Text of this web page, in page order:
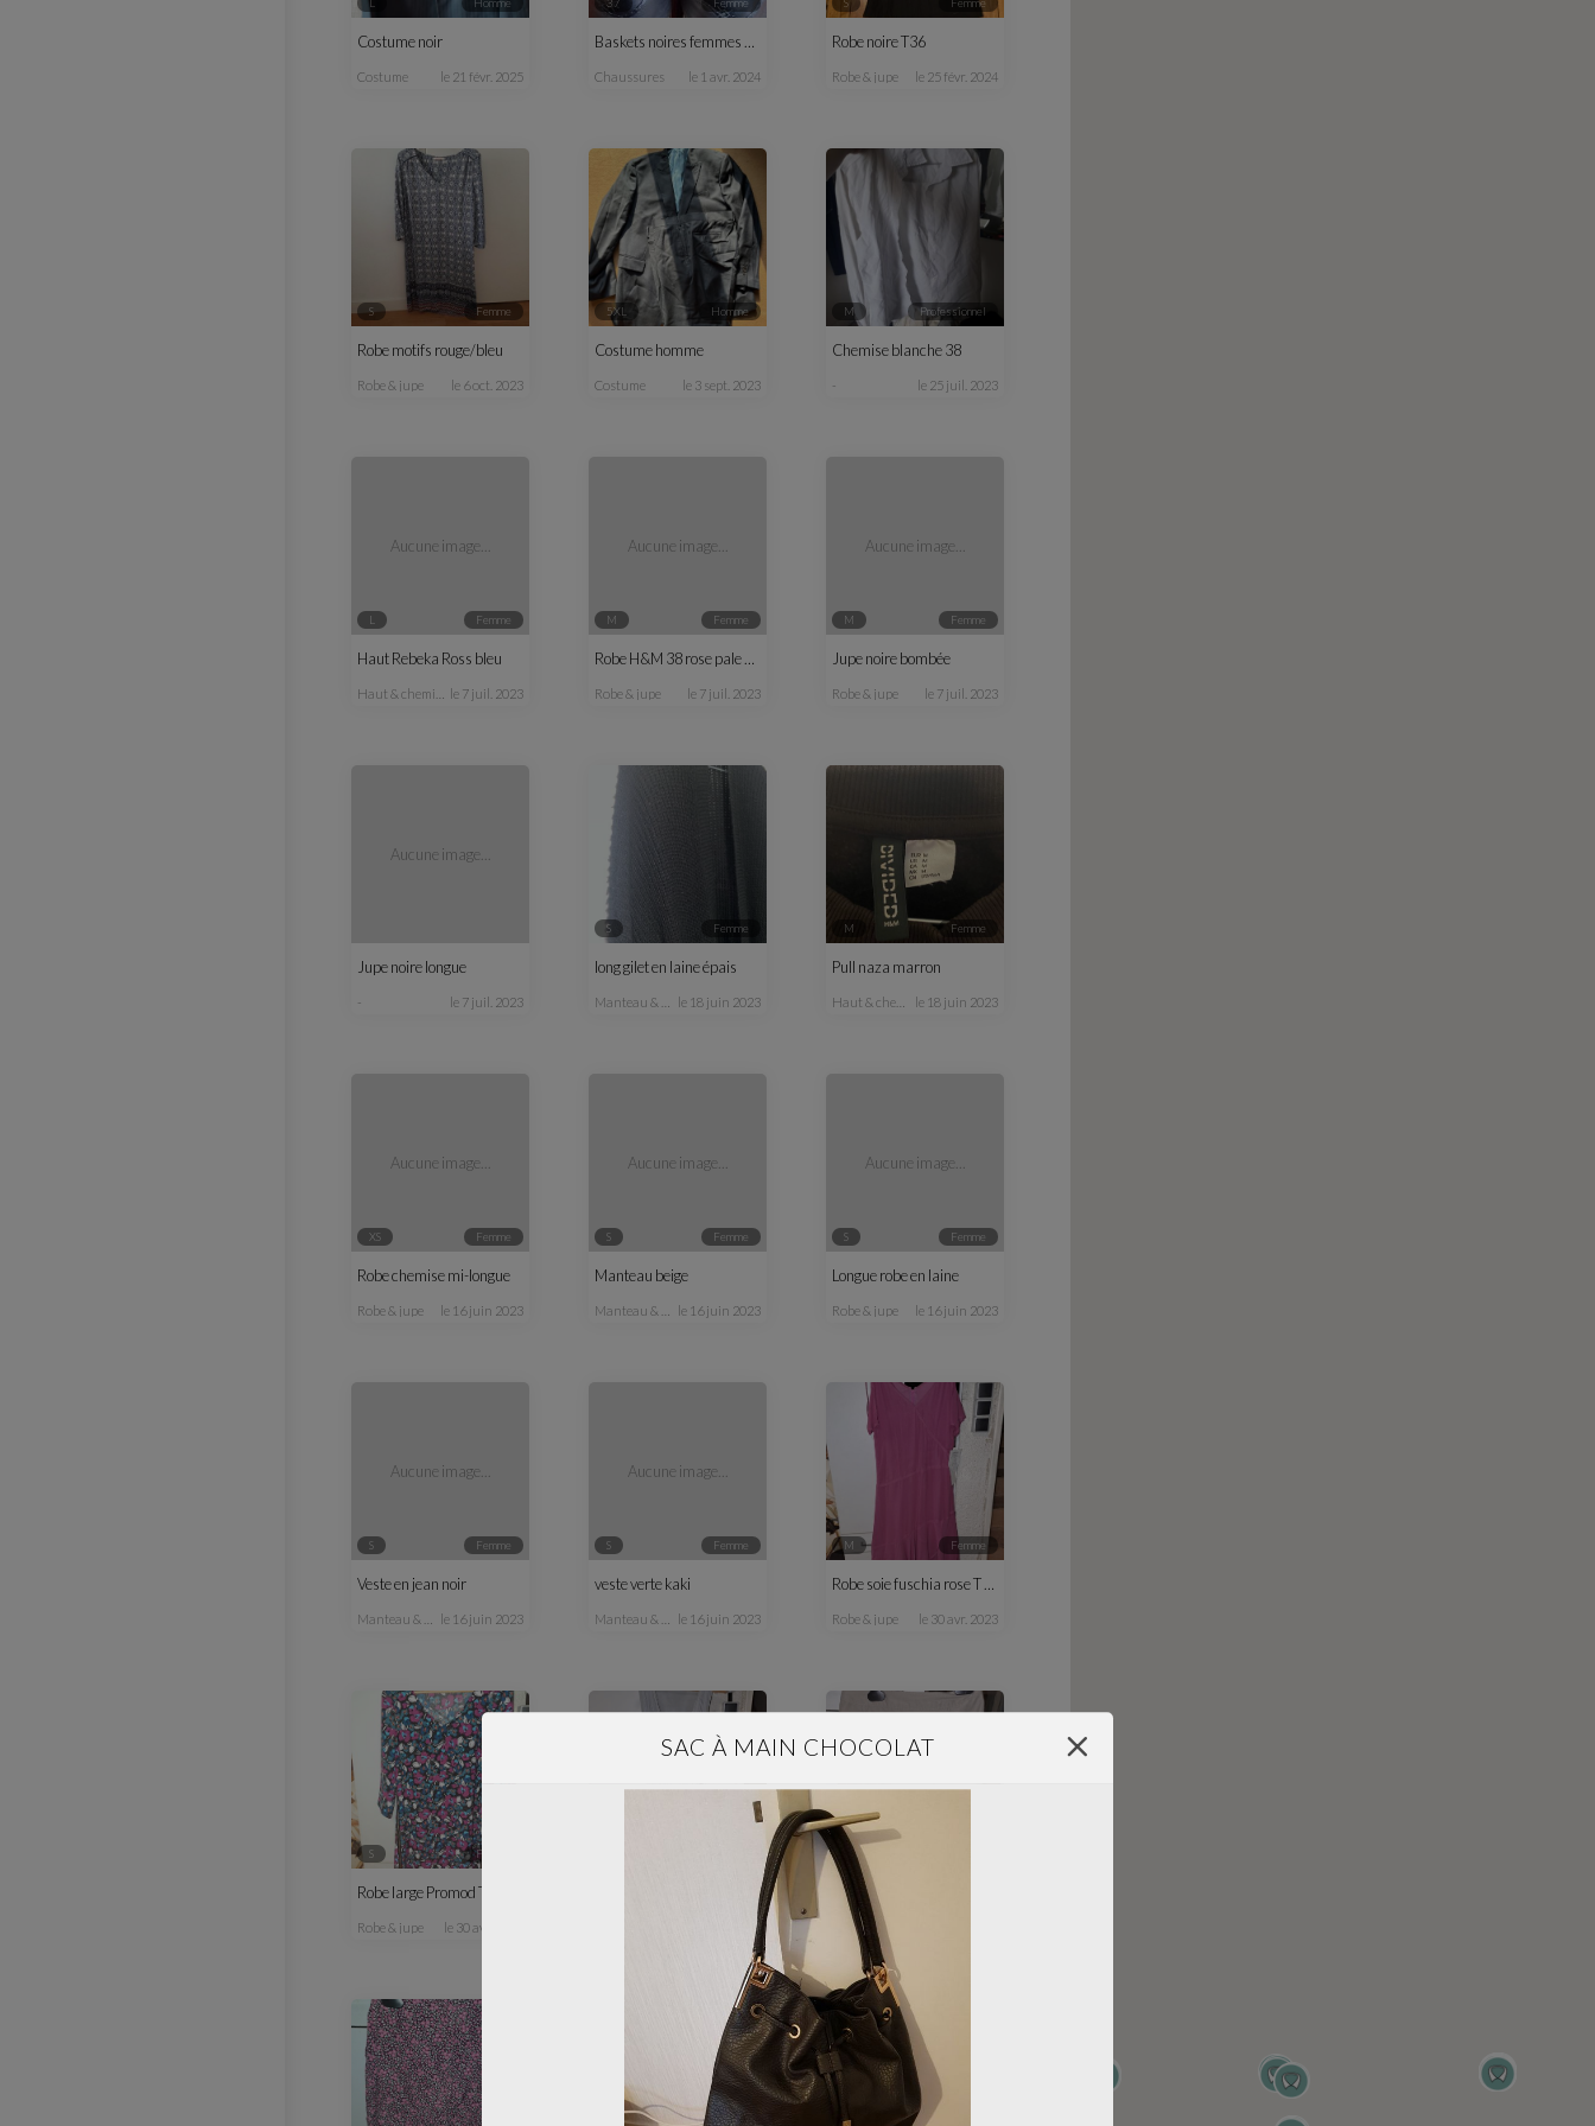
SAC À MAIN CHOCOLAT
L homme
Costume noir
costume le 21 févr. 2025
37 femme
Baskets noires femmes T37
chaussures le 1 avr. 2024
S femme
Robe noire T36
robe & jupe le 25 févr. 2024
S femme
Robe motifs rouge/bleu
robe & jupe le 6 oct. 2023
5XL homme
Costume homme
costume le 3 sept. 2023
M professionnel
Chemise blanche 38
- le 25 juil. 2023
Aucune image...
L femme
Haut Rebeka Ross bleu
haut & chemisier le 7 juil. 2023
Aucune image...
M femme
Robe H&M 38 rose pale et noire
robe & jupe le 7 juil. 2023
Aucune image...
M femme
Jupe noire bombée
robe & jupe le 7 juil. 2023
Aucune image...
Jupe noire longue
- le 7 juil. 2023
S femme
long gilet en laine épais
manteau & veste le 18 juin 2023
M femme
Pull naza marron
haut & chemisier le 18 juin 2023
Aucune image...
XS femme
Robe chemise mi-longue
robe & jupe le 16 juin 2023
Aucune image...
S femme
Manteau beige
manteau & veste le 16 juin 2023
Aucune image...
S femme
Longue robe en laine
robe & jupe le 16 juin 2023
Aucune image...
S femme
Veste en jean noir
manteau & veste le 16 juin 2023
Aucune image...
S femme
veste verte kaki
manteau & veste le 16 juin 2023
M femme
Robe soie fuschia rose T 38
robe & jupe le 30 avr. 2023
S
Robe large Promod T 36
robe & jupe le 30 avr. 2023 le 30 avr. 2023
XS
Mini Jupe beige T32
robe & jupe